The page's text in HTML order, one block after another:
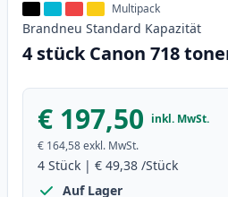
Multipack
Brandneu Standard Kapazität
4 stück Canon 718
€ 197,50 inkl. MwSt.
€ 164,58exkl. MwSt.
4 Stück | € 49,38 /Stück
Auf Lager